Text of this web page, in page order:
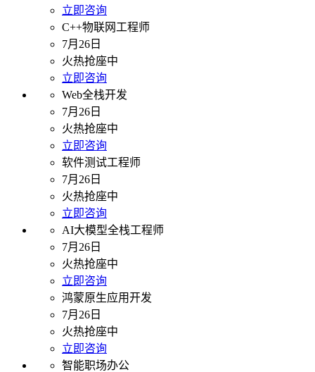
立即咨询
C++物联网工程师
7月26日
火热抢座中
立即咨询
Web全栈开发
7月26日
火热抢座中
立即咨询
软件测试工程师
7月26日
火热抢座中
立即咨询
AI大模型全栈工程师
7月26日
火热抢座中
立即咨询
鸿蒙原生应用开发
7月26日
火热抢座中
立即咨询
智能职场办公